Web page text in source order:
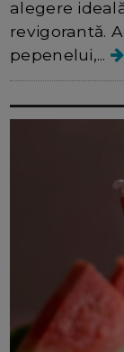
alegere
revigorantă.
pepenelui,...